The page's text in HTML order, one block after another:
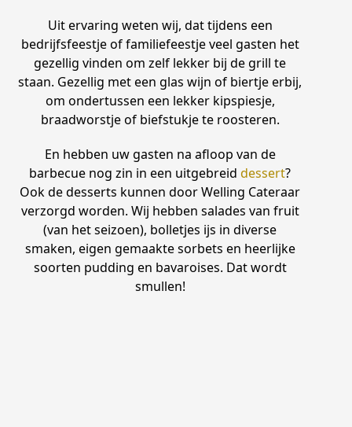
Uit ervaring weten wij, dat tijdens een
bedrijfsfeestje of familiefeestje veel gasten het
gezellig vinden om zelf lekker bij de grill te
staan. Gezellig met een glas wijn of biertje erbij,
om ondertussen een lekker kipspiesje,
braadworstje of biefstukje te roosteren.
En hebben uw gasten na afloop van de
barbecue nog zin in een uitgebreiddessert?
Ook de desserts kunnen door Welling Cateraar
verzorgd worden. Wij hebben salades van fruit
(van het seizoen), bolletjes ijs in diverse
smaken, eigen gemaakte sorbets en heerlijke
soorten pudding en bavaroises. Dat wordt
smullen!